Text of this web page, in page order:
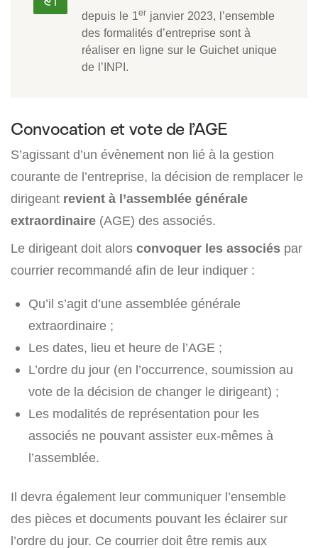
depuis le 1er janvier 2023, l’ensemble
des formalités d’entreprise sont à
réaliser en ligne sur le Guichet unique
de l’INPI.
Convocation et vote de l’AGE
S’agissant d’un évènement non lié à la gestion
courante de l’entreprise, la décision de remplacer le
dirigeant revient à l’assemblée générale
extraordinaire (AGE) des associés.
Le dirigeant doit alors convoquer les associés par
courrier recommandé afin de leur indiquer :
Qu’il s’agit d’une assemblée générale
extraordinaire ;
Les dates, lieu et heure de l’AGE ;
L’ordre du jour (en l’occurrence, soumission au
vote de la décision de changer le dirigeant) ;
Les modalités de représentation pour les
associés ne pouvant assister eux-mêmes à
l’assemblée.
Il devra également leur communiquer l’ensemble
des pièces et documents pouvant les éclairer sur
l’ordre du jour. Ce courrier doit être remis aux